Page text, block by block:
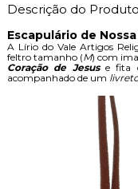
Descrição do Produto
Escapulário de
A Lírio do Vale Artigos
feltro tamanho (M) com
Coração de Jesuse fita
acompanhado de um